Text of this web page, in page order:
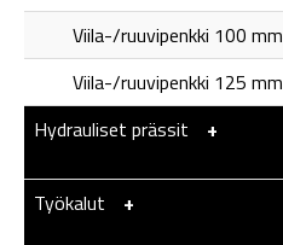
Viila-/ruuvipenkki 100 mm
Viila-/ruuvipenkki 125 mm
Hydrauliset prässit
+
Työkalut
+